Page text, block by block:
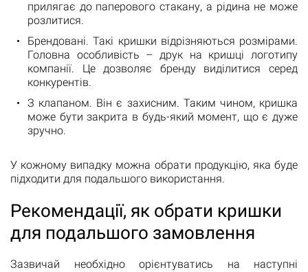
прилягає до паперового стакану, а рідина не може
розлитися.
Брендовані. Такі кришки відрізняються розмірами.
Головна особливість – друк на кришці логотипу
компанії. Це дозволяє бренду виділитися серед
конкурентів.
З клапаном. Він є захисним. Таким чином, кришка
може бути закрита в будь-який момент, що є дуже
зручно.
У кожному випадку можна обрати продукцію, яка буде
підходити для подальшого використання.
Рекомендації, як обрати кришки
для подальшого замовлення
Зазвичай необхідно орієнтуватись на наступні